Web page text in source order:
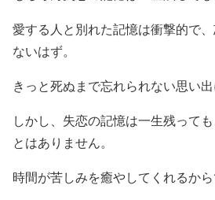
愛する人と別れた記憶は衝撃的で
ないはず。
きっと死ぬまで忘れられない思い出
しかし、失恋の記憶は一生残って
とはありません。
時間が苦しみを癒やしてくれるから